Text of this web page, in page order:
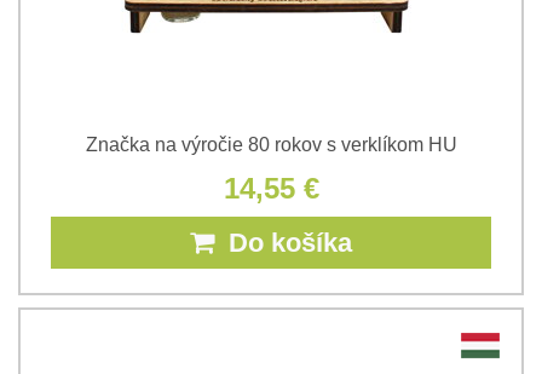
Značka na výročie 80 rokov s verklíkom HU
14,55 €
Do košíka